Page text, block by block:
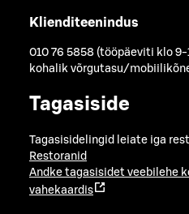
Klienditeenindus
010 76 5858 (tööpäeviti klo 9-
kohalik võrgutasu/
Tagasiside
Tagasisidelingid leiate iga
Restoranid
Andke tagasisidet veebilehe
vahekaardis